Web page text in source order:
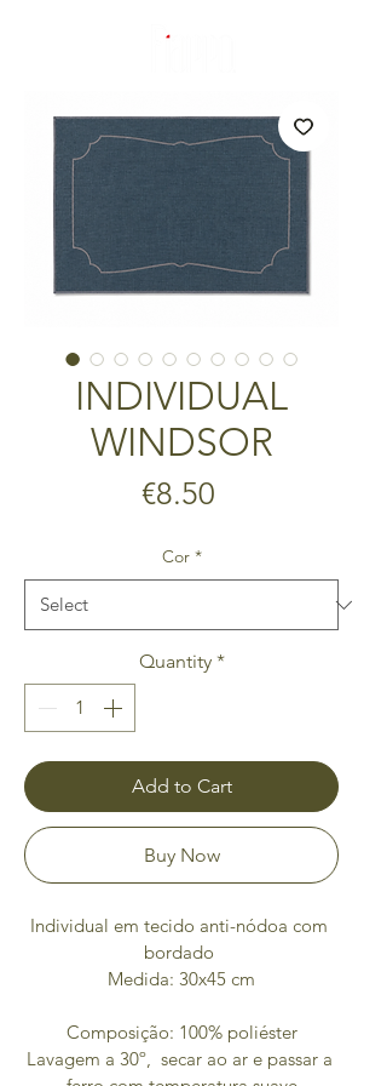
INDIVIDUAL
WINDSOR
€8.50
Cor *
Quantity *
Add to Cart
Buy Now
Individual em tecido anti-nódoa com
bordado
Medida: 30x45 cm
Composição: 100% poliéster
Lavagem a 30º,  secar ao ar e passar a